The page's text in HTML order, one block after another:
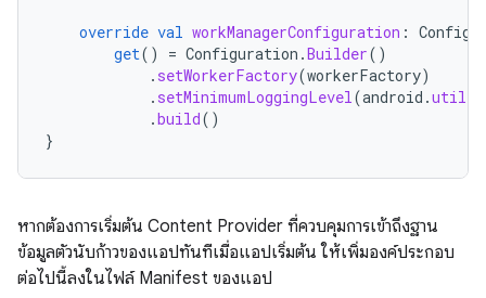
override val workManagerConfiguration :
get() = Configuration .Builder()
. setWorkerFactory(workerFactory)
. setMinimumLoggingLevel(android .util
.build()
}
หากต้องการเริ่มต้น Content Provider ที่ควบคุมการเข้าถึงฐาน
ข้อมูลตัวนับก้าวของแอปทันทีเมื่อแอปเริ่มต้น ให้เพิ่มองค์ประกอบ
ต่อไปนี้ลงในไฟล์ Manifest ของแอป